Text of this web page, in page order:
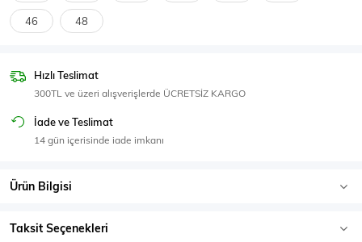
Eşofman Üstü
46 48
Hızlı Teslimat
300TL ve üzeri alışverişlerde ÜCRETSİZ KARGO
İade ve Teslimat
14 gün içerisinde iade imkanı
Ürün Bilgisi
Taksit Seçenekleri